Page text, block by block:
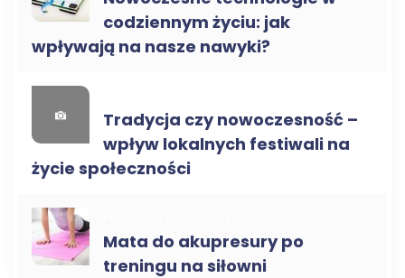
codziennym życiu: jak
wpływają na nasze nawyki?
Tradycja czy nowoczesność –
wpływ lokalnych festiwali na
życie społeczności
Mata do akupresury po
treningu na siłowni